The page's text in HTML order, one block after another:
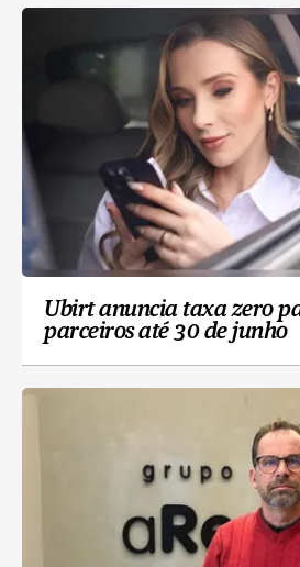
Ubirt anuncia taxa zero
parceiros até 30 de junho